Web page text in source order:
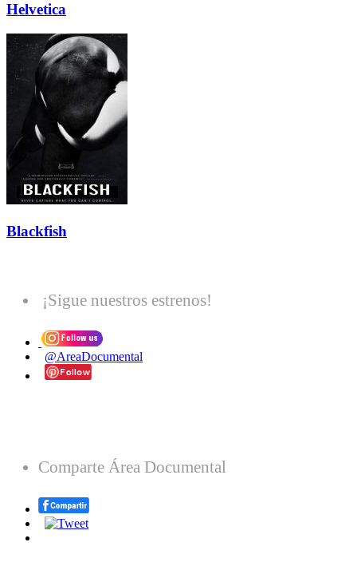
Helvetica
Blackfish
¡Sigue nuestros estrenos!
@AreaDocumental
Comparte Área Documental